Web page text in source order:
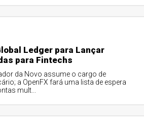
Ledger para Lançar
para Fintechs
da Novo assume o cargo de
a OpenFX fará uma lista de espera
mult...